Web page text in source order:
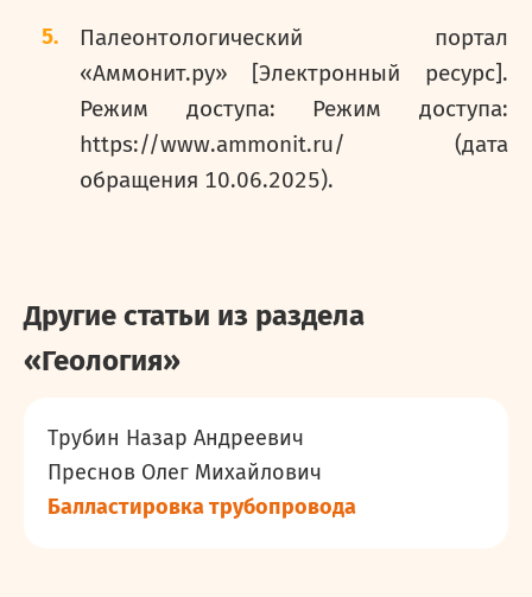
Палеонтологический портал
«Аммонит.ру» [Электронный ресурс].
Режим доступа: Режим доступа:
https://www.ammonit.ru/ (дата
обращения 10.06.2025).
Другие статьи из раздела
«Геология»
Трубин Назар Андреевич
Преснов Олег Михайлович
Балластировка трубопровода